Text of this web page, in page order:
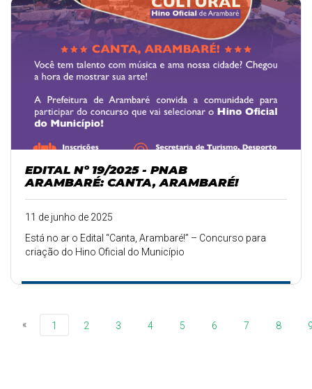
EDITAL Nº 19/2025 - PNAB
ARAMBARÉ: CANTA, ARAMBARÉ!
11 de junho de 2025
Está no ar o Edital “Canta, Arambaré!” – Concurso para
criação do Hino Oficial do Município
« 1 2 3 4 5 6 7 8